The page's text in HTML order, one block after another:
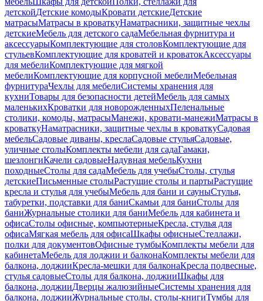
детскойДетские комодыКровати детскиеДетские
матрасыМатрасы в кроваткуНаматрасники, защитные чехлы
детскиеМебель для детского садаМебельная фурнитура и
аксессуарыКомплектующие для столовКомплектующие для
стульевКомплектующие для кроватей и кроватокАксессуары
для мебелиКомплектующие для мягкой
мебелиКомплектующие для корпусной мебелиМебельная
фурнитураЧехлы для мебелиСистемы хранения для
кухниТовары для безопасности детейМебель для самых
маленькихКроватки для новорожденныхПеленальные
столики, комоды, матрасыМанежи, кровати-манежиМатрасы в
кроваткуНаматрасники, защитные чехлы в кроваткуСадовая
мебельСадовые диваны, креслаСадовые стульяСадовые,
уличные столыКомплекты мебели для садаГамаки,
шезлонгиКачели садовыеНадувная мебельКухни
походныеСтолы для садаМебель для учебыСтолы, стулья
детскиеПисьменные столыРастущие столы и партыРастущие
кресла и стулья для учебыМебель для бани и сауныСтулья,
табуретки, подставки для баниСкамьи для баниСтолы для
баниЖурнальные столики для баниМебель для кабинета и
офисаСтолы офисные, компьютерныеКресла, стулья для
офисаМягкая мебель для офисаШкафы офисныеСтеллажи,
полки для документовОфисные тумбыКомплекты мебели для
кабинетаМебель для лоджии и балконаКомплекты мебели для
балкона, лоджииКресла-мешки для балконаКресла подвесные,
стулья садовыеСтолы для балкона, лоджииШкафы для
балкона, лоджииДверцы жалюзийныеСистемы хранения для
балкона, лоджииЖурнальные столы, столы-книгиТумбы для